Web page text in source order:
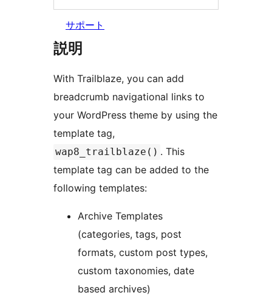
サポート
説明
With Trailblaze, you can add
breadcrumb navigational links to
your WordPress theme by using the
template tag,
wap8_trailblaze() . This
template tag can be added to the
following templates:
Archive Templates
(categories, tags, post
formats, custom post types,
custom taxonomies, date
based archives)